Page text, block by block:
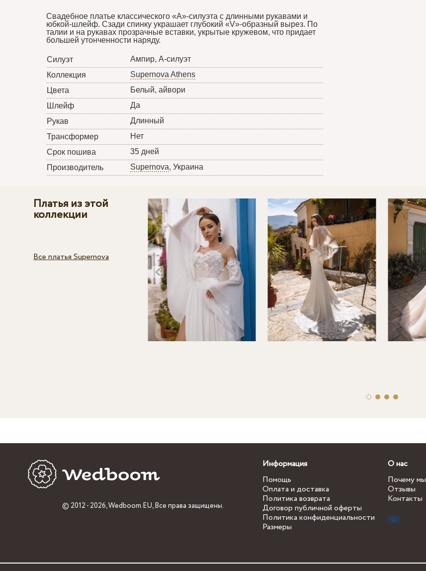
Свадебное платье классического «А»-силуэта с длинными рукавами и
юбкой-шлейф. Сзади спинку украшает глубокий «V»-образный вырез. По
талии и на рукавах прозрачные вставки, укрытые кружевом, что придает
большей утонченности наряду.
Силуэт
Ампир, А-силуэт
Коллекция
Supernova Athens
Цвета
Белый, айвори
Шлейф
Да
Рукав
Длинный
Трансформер
Нет
Срок пошива
35 дней
Производитель
Supernova, Украина
Платья из этой
коллекции
Все платья Supernova
© 2012 - 2026,Wedboom.EU, Все права защищены.
Информация
Помощь
Оплата и доставка
Политика возврата
Договор публичной оферты
Политика конфиденциальности
Размеры
О нас
Почему мы
Отзывы
Контакты